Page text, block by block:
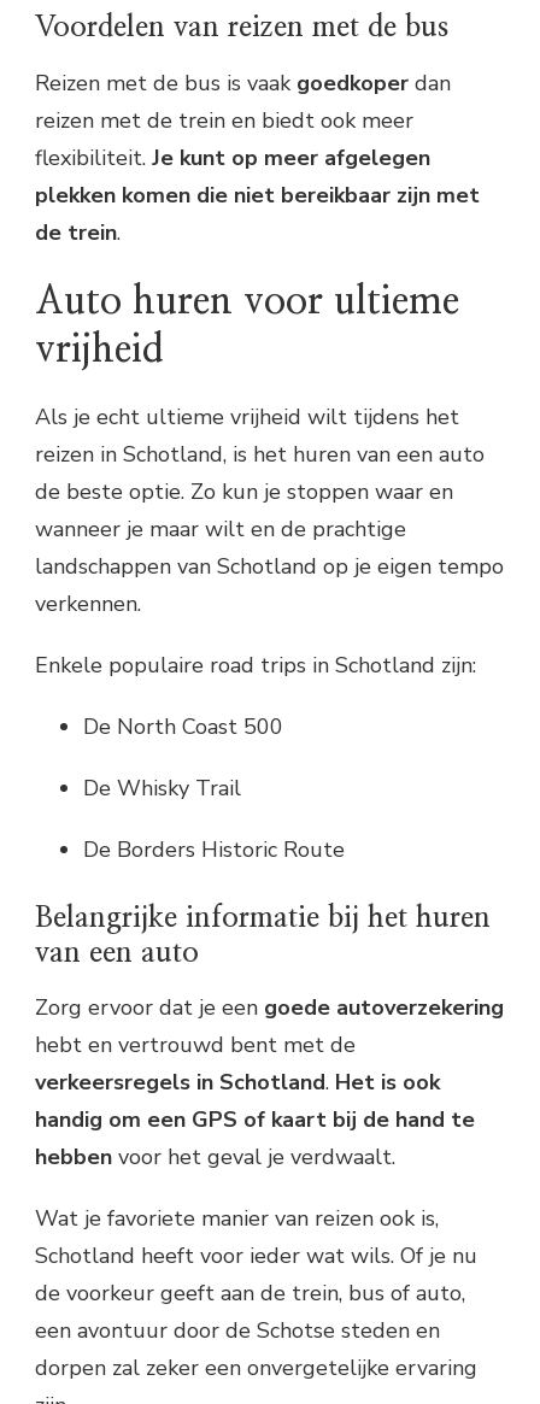
Voordelen van reizen met de bus
Reizen met de bus is vaak goedkoper dan
reizen met de trein en biedt ook meer
flexibiliteit. Je kunt op meer afgelegen
plekken komen die niet bereikbaar zijn met
de trein.
Auto huren voor ultieme
vrijheid
Als je echt ultieme vrijheid wilt tijdens het
reizen in Schotland, is het huren van een auto
de beste optie. Zo kun je stoppen waar en
wanneer je maar wilt en de prachtige
landschappen van Schotland op je eigen tempo
verkennen.
Enkele populaire road trips in Schotland zijn:
De North Coast 500
De Whisky Trail
De Borders Historic Route
Belangrijke informatie bij het huren
van een auto
Zorg ervoor dat je een goede autoverzekering
hebt en vertrouwd bent met de
verkeersregels in Schotland. Het is ook
handig om een GPS of kaart bij de hand te
hebben voor het geval je verdwaalt.
Wat je favoriete manier van reizen ook is,
Schotland heeft voor ieder wat wils. Of je nu
de voorkeur geeft aan de trein, bus of auto,
een avontuur door de Schotse steden en
dorpen zal zeker een onvergetelijke ervaring